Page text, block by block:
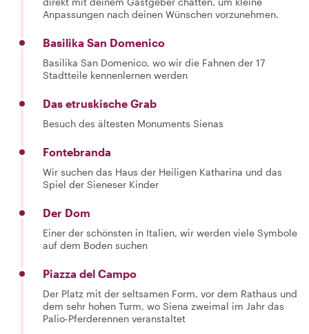
Anpassungen nach deinen Wünschen vorzunehmen.
Basilika San Domenico
Basilika San Domenico, wo wir die Fahnen der 17
Stadtteile kennenlernen werden
Das etruskische Grab
Besuch des ältesten Monuments Sienas
Fontebranda
Wir suchen das Haus der Heiligen Katharina und das
Spiel der Sieneser Kinder
Der Dom
Einer der schönsten in Italien, wir werden viele Symbole
auf dem Boden suchen
Piazza del Campo
Der Platz mit der seltsamen Form, vor dem Rathaus und
dem sehr hohen Turm, wo Siena zweimal im Jahr das
Palio-Pferderennen veranstaltet